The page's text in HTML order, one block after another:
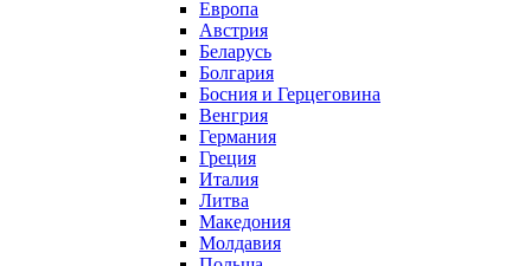
Европа
Австрия
Беларусь
Болгария
Босния и Герцеговина
Венгрия
Германия
Греция
Италия
Литва
Македония
Молдавия